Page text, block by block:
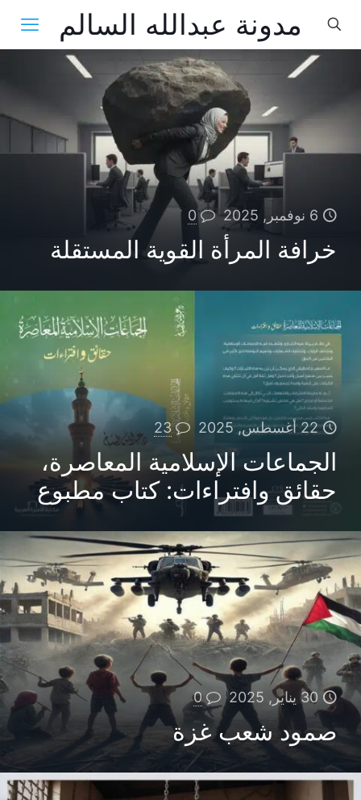
مدونة عبدالله السالم
6 نوفمبر, 2025 0
خرافة المرأة القوية المستقلة
22 أغسطس, 2025 23
الجماعات الإسلامية المعاصرة،
حقائق وافتراءات: كتاب مطبوع
30 يناير, 2025 0
صمود شعب غزة